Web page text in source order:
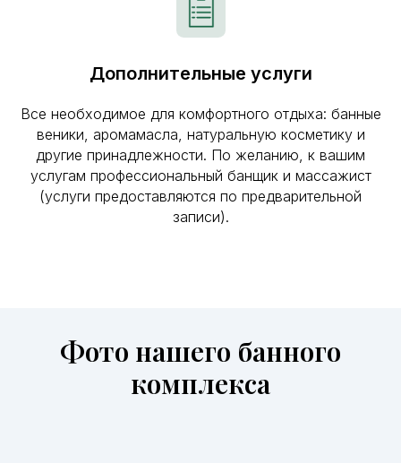
Дополнительные услуги
Все необходимое для комфортного отдыха: банные
веники, аромамасла, натуральную косметику и
другие принадлежности. По желанию, к вашим
услугам профессиональный банщик и массажист
(услуги предоставляются по предварительной
записи).
Фото нашего банного
комплекса